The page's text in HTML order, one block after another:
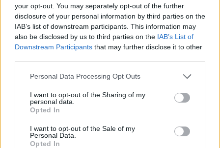
your opt-out. You may separately opt-out of the further
disclosure of your personal information by third parties on the
IAB’s list of downstream participants. This information may
also be disclosed by us to third parties on the IAB’s List of
Downstream Participants that may further disclose it to other
Please note that this website/app uses one or more Google
not limited to your visit or usage behaviour. You may click to
grant or deny consent to Google and its third-party tags to
use your data for below specified purposes in below Google
consent section.
Personal Data Processing Opt Outs
I want to opt-out of the Sharing of my
personal data.
Opted In
I want to opt-out of the Sale of my
Personal Data.
Opted In